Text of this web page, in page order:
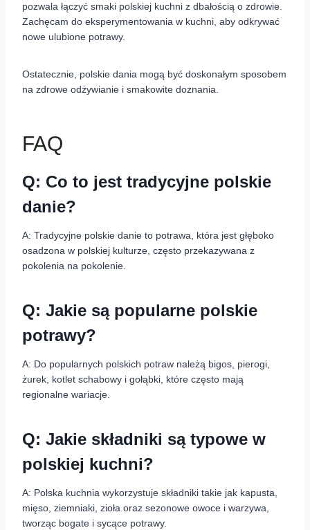
pozwala łączyć smaki polskiej kuchni z dbałością o zdrowie.
Zachęcam do eksperymentowania w kuchni, aby odkrywać
nowe ulubione potrawy.
Ostatecznie, polskie dania mogą być doskonałym sposobem
na zdrowe odżywianie i smakowite doznania.
FAQ
Q: Co to jest tradycyjne polskie
danie?
A: Tradycyjne polskie danie to potrawa, która jest głęboko
osadzona w polskiej kulturze, często przekazywana z
pokolenia na pokolenie.
Q: Jakie są popularne polskie
potrawy?
A: Do popularnych polskich potraw należą bigos, pierogi,
żurek, kotlet schabowy i gołąbki, które często mają
regionalne wariacje.
Q: Jakie składniki są typowe w
polskiej kuchni?
A: Polska kuchnia wykorzystuje składniki takie jak kapusta,
mięso, ziemniaki, zioła oraz sezonowe owoce i warzywa,
tworząc bogate i sycące potrawy.